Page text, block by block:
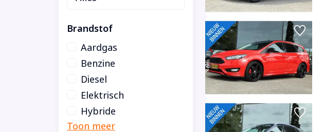
Brandstof
Aardgas
Benzine
Diesel
Elektrisch
Hybride